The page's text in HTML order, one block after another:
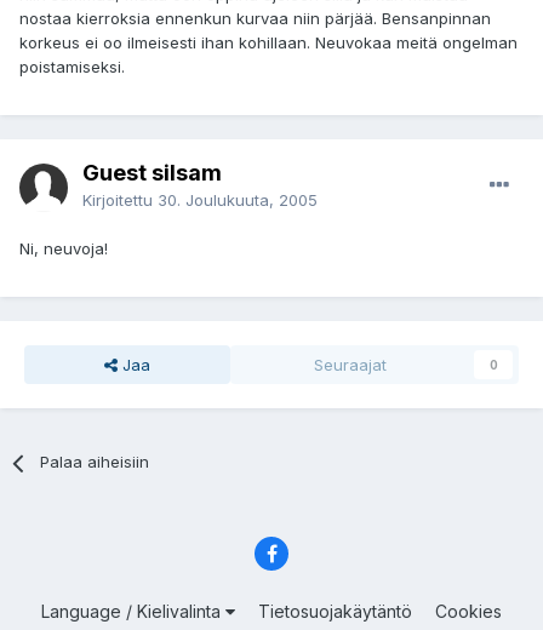
nostaa kierroksia ennenkun kurvaa niin pärjää. Bensanpinnan
korkeus ei oo ilmeisesti ihan kohillaan. Neuvokaa meitä ongelman
poistamiseksi.
Guest silsam
Kirjoitettu 30. Joulukuuta, 2005
Ni, neuvoja!
Jaa Seuraajat 0
Palaa aiheisiin
Language / Kielivalinta Tietosuojakäytäntö Cookies